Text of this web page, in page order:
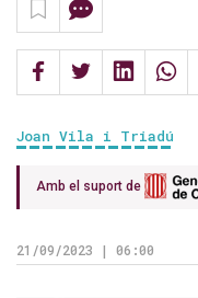
Joan Vila i Triadú
Amb el suport de
21/09/2023 | 06:00